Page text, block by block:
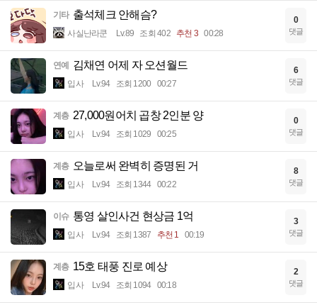
기타 출석체크 안해슴?
사실난라쿤 Lv.89 조회 402 추천 3 00:28
0
댓글
연예 김채연 어제 자 오션월드
입사 Lv.94 조회 1200 00:27
6
댓글
계층 27,000원어치 곱창 2인분 양
입사 Lv.94 조회 1029 00:25
0
댓글
계층 오늘로써 완벽히 증명된 거
입사 Lv.94 조회 1344 00:22
8
댓글
이슈 통영 살인사건 현상금 1억
입사 Lv.94 조회 1387 추천 1 00:19
3
댓글
계층 15호 태풍 진로 예상
입사 Lv.94 조회 1094 00:18
2
댓글